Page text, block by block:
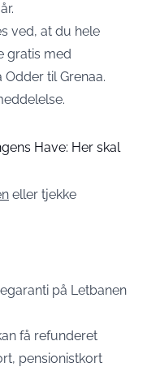
ved, at du hele
gratis med
til Grenaa.
.
Have: Her skal
eller tjekke
på Letbanen
få refunderet
pensionistkort